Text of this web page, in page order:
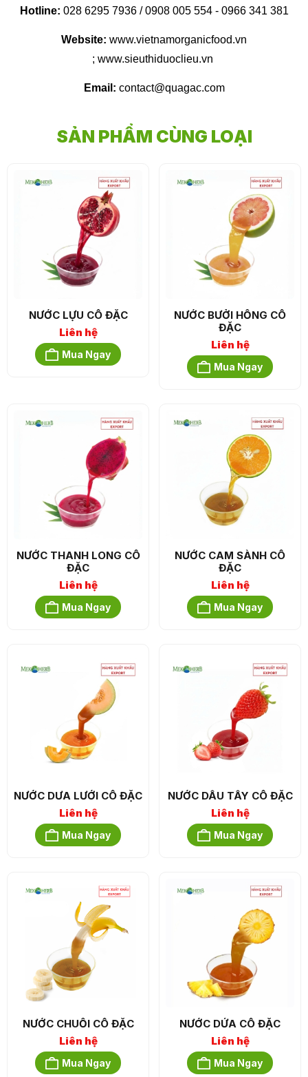
Hotline: 028 6295 7936 / 0908 005 554 - 0966 341 381
Website: www.vietnamorganicfood.vn
; www.sieuthiduoclieu.vn
Email: contact@quagac.com
SẢN PHẨM CÙNG LOẠI
NƯỚC LỰU CÔ ĐẶC
Liên hệ
Mua Ngay
NƯỚC BƯỞI HỒNG CÔ
ĐẶC
Liên hệ
Mua Ngay
NƯỚC THANH LONG CÔ
ĐẶC
Liên hệ
Mua Ngay
NƯỚC CAM SÀNH CÔ
ĐẶC
Liên hệ
Mua Ngay
NƯỚC DƯA LƯỚI CÔ ĐẶC
Liên hệ
Mua Ngay
NƯỚC DÂU TÂY CÔ ĐẶC
Liên hệ
Mua Ngay
NƯỚC CHUỐI CÔ ĐẶC
Liên hệ
Mua Ngay
NƯỚC DỨA CÔ ĐẶC
Liên hệ
Mua Ngay